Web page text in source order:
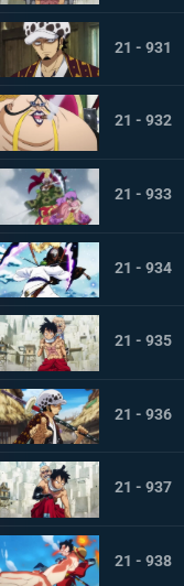
21 - 931
21 - 932
21 - 933
21 - 934
21 - 935
21 - 936
21 - 937
21 - 938